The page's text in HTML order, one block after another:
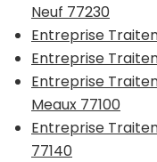
Neuf 77230
Entreprise
Entreprise
Entreprise
Meaux 77100
Entreprise
77140